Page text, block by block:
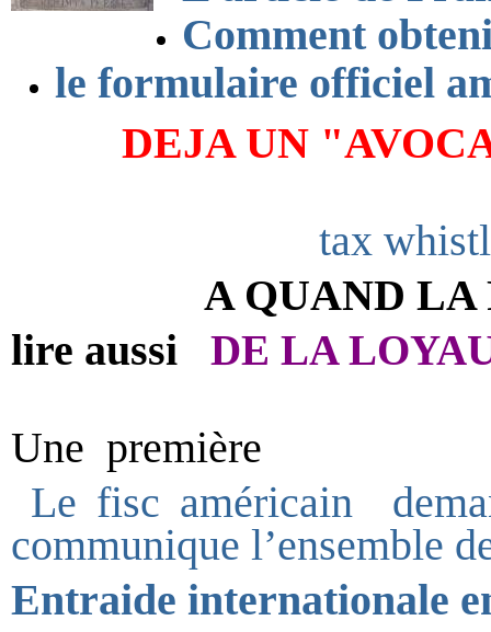
Comment
le formulaire officiel
DEJA UN
tax
A QUAND LA
lire aussi DE LA
Une première
Le fisc américain
communique l’ensemble
Entraide internationale